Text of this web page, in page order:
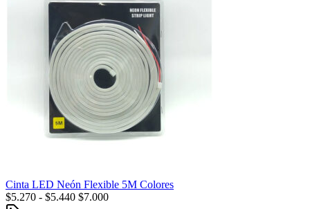
Cinta LED Neón Flexible 5M Colores
$5.270 - $5.440 $7.000